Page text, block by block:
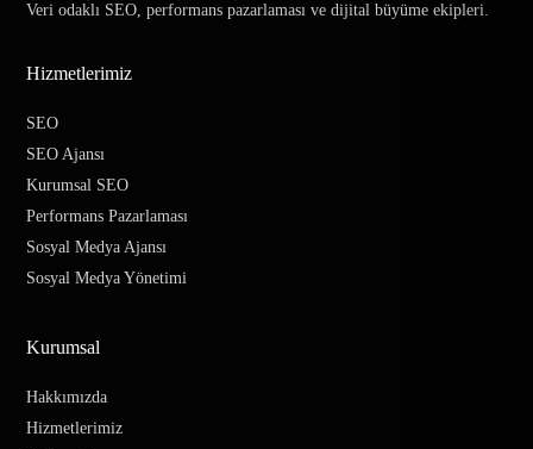
Veri odaklı SEO, performans pazarlaması ve dijital büyüme ekipleri.
Hizmetlerimiz
SEO
SEO Ajansı
Kurumsal SEO
Performans Pazarlaması
Sosyal Medya Ajansı
Sosyal Medya Yönetimi
Kurumsal
Hakkımızda
Hizmetlerimiz